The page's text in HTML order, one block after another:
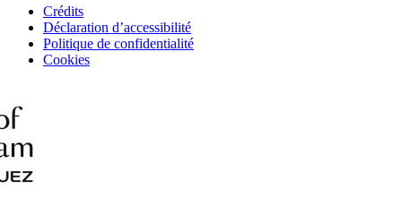
Crédits
Déclaration d’accessibilité
Politique de confidentialité
Cookies